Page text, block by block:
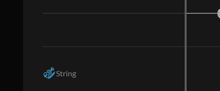
String